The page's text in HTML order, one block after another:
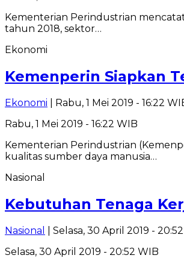
Kementerian Perindustrian
tahun 2018, sektor…
Ekonomi
Kemenperin Siapkan
Ekonomi | Rabu, 1 Mei 2019 - 16:22
Rabu, 1 Mei 2019 - 16:22 WIB
Kementerian Perindustrian
kualitas sumber daya manusia…
Nasional
Kebutuhan Tenaga
Nasional
| Selasa, 30 April 2019 -
Selasa, 30 April 2019 - 20:52 WIB